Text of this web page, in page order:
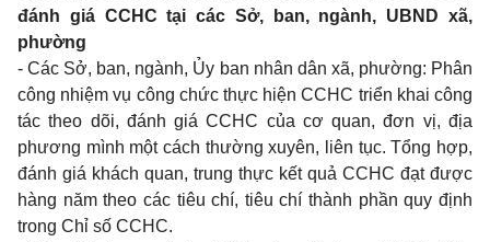
đánh giá CCHC tại các Sở, ban, ngành, UBND xã,
phường
- Các Sở, ban, ngành, Ủy ban nhân dân xã, phường: Phân
công nhiệm vụ công chức thực hiện CCHC triển khai công
tác theo dõi, đánh giá CCHC của cơ quan, đơn vị, địa
phương mình một cách thường xuyên, liên tục. Tổng hợp,
đánh giá khách quan, trung thực kết quả CCHC đạt được
hàng năm theo các tiêu chí, tiêu chí thành phần quy định
trong Chỉ số CCHC.